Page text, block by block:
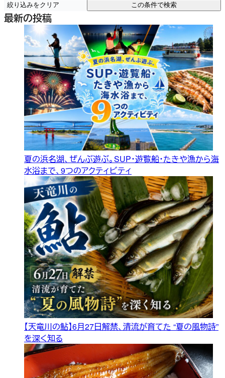
絞り込みをクリア この条件で検索
最新の投稿
夏の浜名湖、ぜんぶ遊ぶ。SUP・遊覧船・たきや漁から海
水浴まで、9つのアクティビティ
【天竜川の鮎】6月27日解禁、清流が育てた “夏の風物詩”
を深く知る